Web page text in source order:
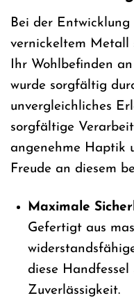
Bei der Entwicklung
vernickeltem Metall
Ihr Wohlbefinden
wurde sorgfältig
unvergleichliches
sorgfältige
angenehme Haptik
Freude an diesem
Maximale
Gefertigt aus
diese
Zuverlässigkeit.